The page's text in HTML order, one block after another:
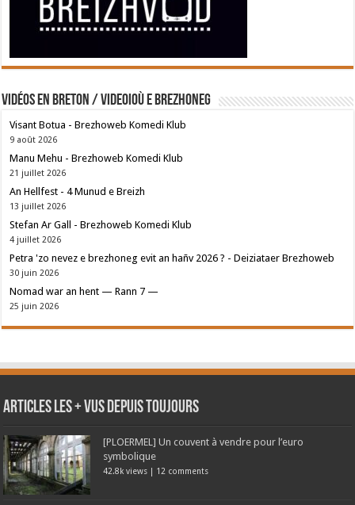
Vidéos en breton / Videoioù e brezhoneg
Visant Botua - Brezhoweb Komedi Klub
9 août 2026
Manu Mehu - Brezhoweb Komedi Klub
21 juillet 2026
An Hellfest - 4 Munud e Breizh
13 juillet 2026
Stefan Ar Gall - Brezhoweb Komedi Klub
4 juillet 2026
Petra 'zo nevez e brezhoneg evit an hañv 2026 ? - Deiziataer Brezhoweb
30 juin 2026
Nomad war an hent — Rann 7 —
25 juin 2026
Articles les + vus depuis toujours
[PLOERMEL] Un couvent à vendre pour l’euro
symbolique
42.8k views | 12 comments